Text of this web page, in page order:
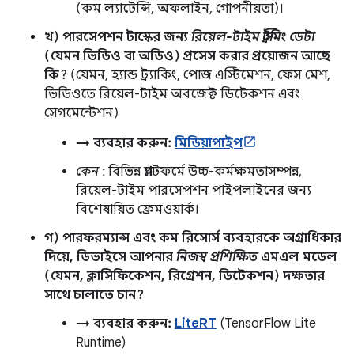
(কম ল্যাটেন্সি, অফলাইন, গোপনীয়তা)।
খ) পারসেপশন টাস্কের জন্য রিয়েল-টাইম স্ট্রিমিং ডেটা
(যেমন ভিডিও বা অডিও) প্রসেস করার প্রয়োজন আছে
কি? (যেমন, হ্যান্ড ট্র্যাকিং, পোজ এস্টিমেশন, ফেস মেশ,
ভিডিওতে রিয়েল-টাইম অবজেক্ট ডিটেকশন এবং
সেগমেন্টেশন)
→ ব্যবহার করুন: মিডিয়াপাইপ
কেন: বিভিন্ন প্ল্যাটফর্মে উচ্চ-কর্মক্ষমতাসম্পন্ন,
রিয়েল-টাইম পারসেপশন পাইপলাইনের জন্য
বিশেষায়িত ফ্রেমওয়ার্ক।
গ) পারফরম্যান্স এবং কম রিসোর্স ব্যবহারকে অগ্রাধিকার
দিয়ে, ডিভাইসে আপনার নিজস্ব প্রশিক্ষিতএমএল মডেল
(যেমন, ক্লাসিফিকেশন, রিগ্রেশন, ডিটেকশন) দক্ষতার
সাথে চালাতে চান?
→ ব্যবহার করুন: LiteRT (TensorFlow Lite
Runtime)